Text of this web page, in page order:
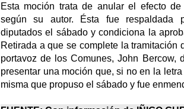
Esta moción trata de anular el efecto
según su autor. Ésta fue respaldada
diputados el sábado y condiciona la
Retirada a que se complete la tramitación
portavoz de los Comunes, John Bercow,
presentar una moción que, si no en la
misma que propuso el sábado y fue